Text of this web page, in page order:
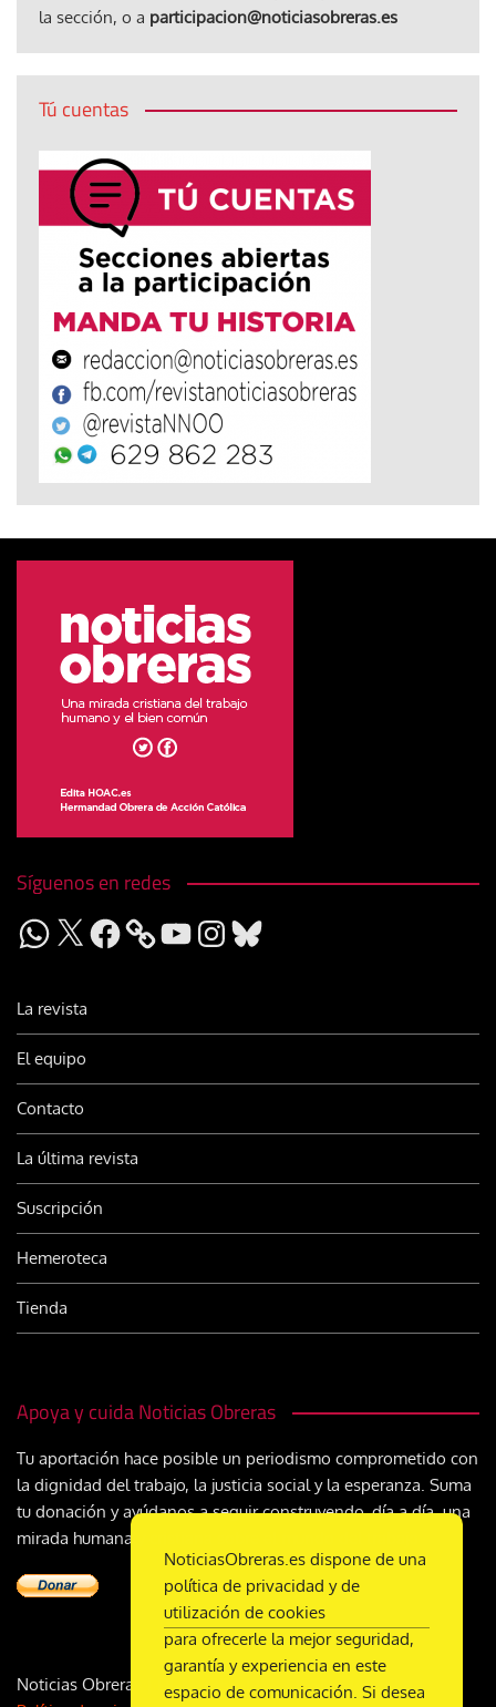
la sección, o a participacion@noticiasobreras.es
Tú cuentas
Síguenos en redes
WhatsApp
X Facebook YouTubeInstagram
Bluesky
La revista
El equipo
Contacto
La última revista
Suscripción
Hemeroteca
Tienda
Apoya y cuida Noticias Obreras
Tu aportación hace posible un periodismo comprometido con
la dignidad del trabajo, la justicia social y la esperanza. Suma
tu donación y ayúdanos a seguir construyendo, día a día, una
mirada humana y cristiana sobre el mundo del trabajo
Noticias Obreras | DL M-2359-1958 | ISSN 2340-9231 |
NoticiasObreras.es dispone de una
política de privacidad y de
utilización de cookies
para ofrecerle la mejor seguridad,
garantía y experiencia en este
espacio de comunicación. Si desea